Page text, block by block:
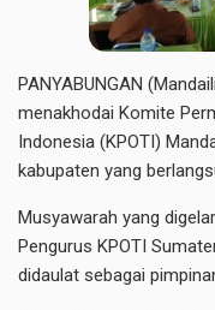
PANYABUNGAN
menakhodai Komite
Indonesia (KPOTI)
kabupaten yang
Musyawarah yang
Pengurus KPOTI
didaulat sebagai